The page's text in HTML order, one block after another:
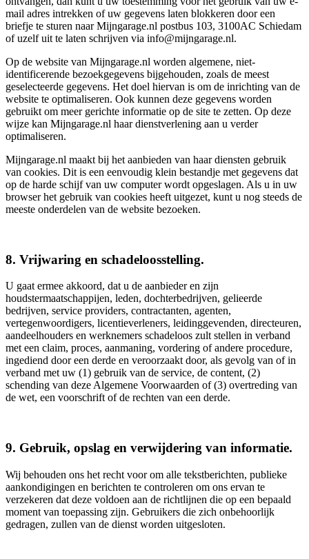
mail adres intrekken of uw gegevens laten blokkeren door een
briefje te sturen naar Mijngarage.nl postbus 103, 3100AC Schiedam
of uzelf uit te laten schrijven via info@mijngarage.nl.
Op de website van Mijngarage.nl worden algemene, niet-
identificerende bezoekgegevens bijgehouden, zoals de meest
geselecteerde gegevens. Het doel hiervan is om de inrichting van de
website te optimaliseren. Ook kunnen deze gegevens worden
gebruikt om meer gerichte informatie op de site te zetten. Op deze
wijze kan Mijngarage.nl haar dienstverlening aan u verder
optimaliseren.
Mijngarage.nl maakt bij het aanbieden van haar diensten gebruik
van cookies. Dit is een eenvoudig klein bestandje met gegevens dat
op de harde schijf van uw computer wordt opgeslagen. Als u in uw
browser het gebruik van cookies heeft uitgezet, kunt u nog steeds de
meeste onderdelen van de website bezoeken.
8. Vrijwaring en schadeloosstelling.
U gaat ermee akkoord, dat u de aanbieder en zijn
houdstermaatschappijen, leden, dochterbedrijven, gelieerde
bedrijven, service providers, contractanten, agenten,
vertegenwoordigers, licentieverleners, leidinggevenden, directeuren,
aandeelhouders en werknemers schadeloos zult stellen in verband
met een claim, proces, aanmaning, vordering of andere procedure,
ingediend door een derde en veroorzaakt door, als gevolg van of in
verband met uw (1) gebruik van de service, de content, (2)
schending van deze Algemene Voorwaarden of (3) overtreding van
de wet, een voorschrift of de rechten van een derde.
9. Gebruik, opslag en verwijdering van informatie.
Wij behouden ons het recht voor om alle tekstberichten, publieke
aankondigingen en berichten te controleren om ons ervan te
verzekeren dat deze voldoen aan de richtlijnen die op een bepaald
moment van toepassing zijn. Gebruikers die zich onbehoorlijk
gedragen, zullen van de dienst worden uitgesloten.